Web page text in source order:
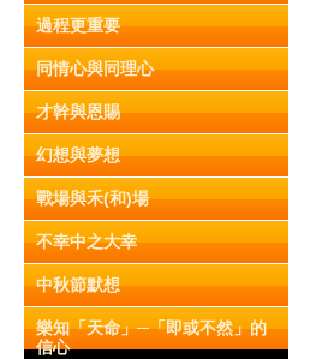
過程更重要
同情心與同理心
才幹與恩賜
幻想與夢想
戰場與禾(和)場
不幸中之大幸
中秋節默想
樂知「天命」─「即或不然」的
信心